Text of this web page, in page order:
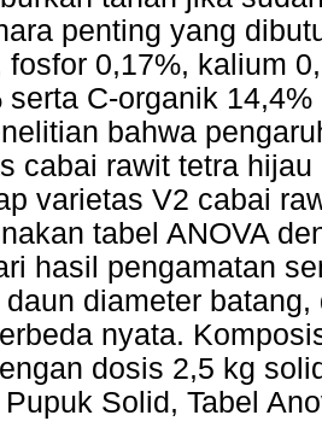
penting yang
fosfor 0,17%, kalium
serta C-organik
bahwa
cabai rawit tetra
varietas V2 cabai
tabel ANOVA
hasil pengamatan
diameter
nyata.
dosis 2,5 kg
Solid, Tabel